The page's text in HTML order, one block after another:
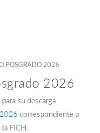
POSGRADO 2026
2026
su descarga
correspondiente a
FICH.